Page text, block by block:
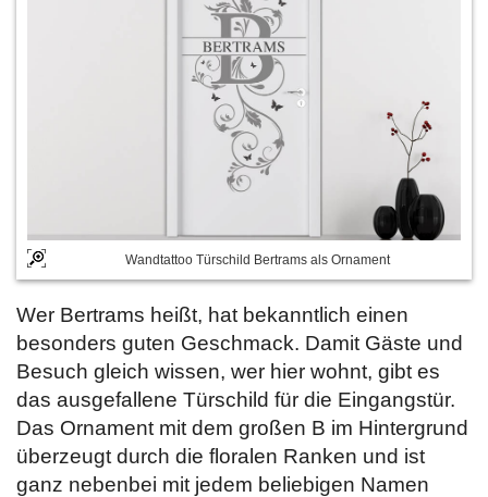
Wandtattoo Türschild Bertrams als Ornament
Wer Bertrams heißt, hat bekanntlich einen
besonders guten Geschmack. Damit Gäste und
Besuch gleich wissen, wer hier wohnt, gibt es
das ausgefallene Türschild für die Eingangstür.
Das Ornament mit dem großen B im Hintergrund
überzeugt durch die floralen Ranken und ist
ganz nebenbei mit jedem beliebigen Namen